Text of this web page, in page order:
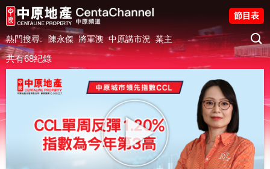
熱門搜尋: 陳永傑 將軍澳 中原講市況 業主
節目表
共有68紀錄